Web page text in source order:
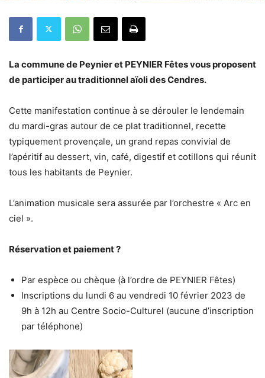
La commune de Peynier et PEYNIER Fêtes vous proposent
de participer au traditionnel aïoli des Cendres.
Cette manifestation continue à se dérouler le lendemain
du mardi-gras autour de ce plat traditionnel, recette
typiquement provençale, un grand repas convivial de
l’apéritif au dessert, vin, café, digestif et cotillons qui réunit
tous les habitants de Peynier.
L’animation musicale sera assurée par l’orchestre « Arc en
ciel ».
Réservation et paiement ?
Par espèce ou chèque (à l’ordre de PEYNIER Fêtes)
Inscriptions du lundi 6 au vendredi 10 février 2023 de
9h à 12h au Centre Socio-Culturel (aucune d’inscription
par téléphone)